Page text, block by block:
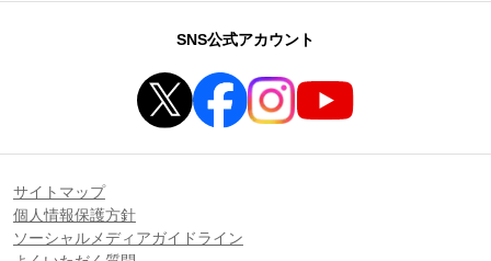
SNS公式アカウント
サイトマップ
個人情報保護方針
ソーシャルメディアガイドライン